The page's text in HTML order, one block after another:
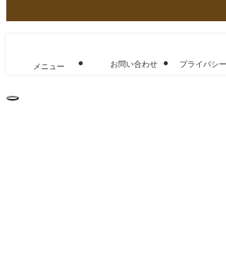
メニュー お問い合わせ プライバシ